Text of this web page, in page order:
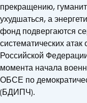
прекращению,
ухудшаться, а
фонд подвергаются
систематических
Российской
момента начала
ОБСЕ по
(БДИПЧ).